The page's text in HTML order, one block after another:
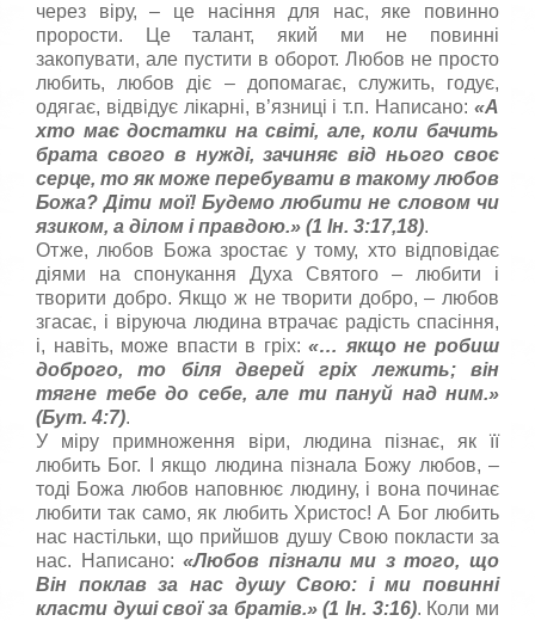
через віру, – це насіння для нас, яке повинно
прорости. Це талант, який ми не повинні
закопувати, але пустити в оборот. Любов не просто
любить, любов діє – допомагає, служить, годує,
одягає, відвідує лікарні, в’язниці і т.п. Написано: «А
хто має достат­ки на свiтi, але, коли бачить
брата свого в нуждi, зачиняє вiд нього своє
серце, то як може перебувати в такому любов
Божа? Дiти мої! Будемо любити не словом чи
язиком, а дiлом i правдою.» (1 Ін. 3:17,18).
Отже, любов Божа зростає у тому, хто відповідає
діями на спонукання Духа Святого – любити і
творити добро. Якщо ж не творити добро, – любов
згасає, і віруюча людина втрачає радість спасіння,
і, навіть, може впасти в гріх:«… якщо не робиш
доброго, то біля дверей гріх лежить; він
тягне тебе до себе, але ти пануй над ним.»
(Бут. 4:7).
У міру примноження віри, людина пізнає, як її
любить Бог. І якщо людина пізнала Божу любов, –
тоді Божа любов наповнює людину, і вона починає
любити так само, як любить Христос! А Бог любить
нас настільки, що прийшов душу Свою покласти за
нас. Написано:«Любов пiзнали ми з того, що
Вiн поклав за нас душу Свою: i ми повиннi
класти душi свої за братiв.» (1 Ін. 3:16). Коли ми